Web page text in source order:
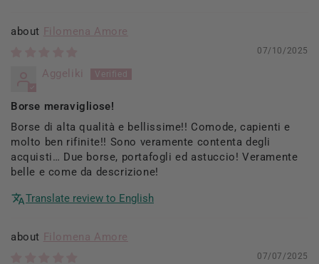
Filomena Amore
07/10/2025
Aggeliki
Borse meravigliose!
Borse di alta qualità e bellissime!! Comode, capienti e
molto ben rifinite!! Sono veramente contenta degli
acquisti… Due borse, portafogli ed astuccio! Veramente
belle e come da descrizione!
Translate review to English
Filomena Amore
07/07/2025